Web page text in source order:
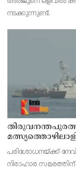
നടക്കുന്നുണ്ട്.
ദിവസത്തിലേക്ക്
പരിശോധനയ്ക്ക്
നിരാഹാര